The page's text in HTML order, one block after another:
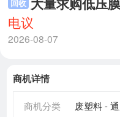
回收
电议
2026-08-07
商机详情
商机分类 废塑料 -